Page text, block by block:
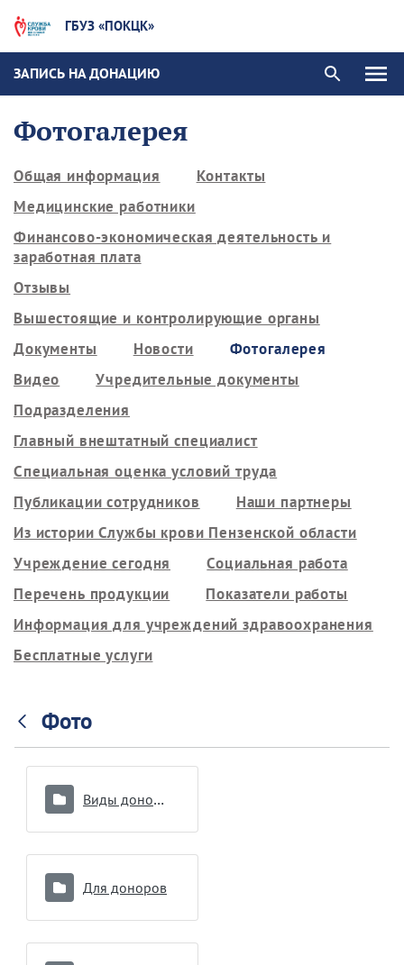
ГБУЗ «ПОКЦК»
ЗАПИСЬ НА ДОНАЦИЮ
Фотогалерея
Общая информация
Контакты
Медицинские работники
Финансово-экономическая деятельность и
заработная плата
Отзывы
Вышестоящие и контролирующие органы
Документы
Новости
Фотогалерея
Видео
Учредительные документы
Подразделения
Главный внештатный специалист
Специальная оценка условий труда
Публикации сотрудников
Наши партнеры
Из истории Службы крови Пензенской области
Учреждение сегодня
Социальная работа
Перечень продукции
Показатели работы
Информация для учреждений здравоохранения
Бесплатные услуги
Фото
Виды донорства и интервалы между ними
Для доноров